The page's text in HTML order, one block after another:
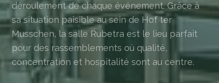
déroulement de chaque événement. Grâce à
sa situation paisible au sein de Hof ter
Musschen, la salle Rubetra est le lieu parfait
pour des rassemblements où qualité,
concentration et hospitalité sont au centre.